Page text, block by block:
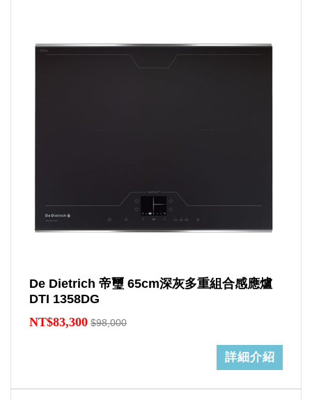
De Dietrich 帝璽 65cm深灰多重組合感應爐
DTI 1358DG
NT$83,300 $98,000
詳細介紹